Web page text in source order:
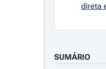
direta
SUMÁRIO